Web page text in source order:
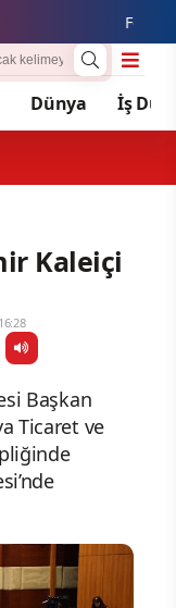
Dünya İş
Kaleiçi
Başkan
Ticaret ve